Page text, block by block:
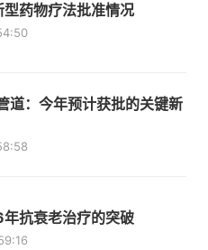
药物疗法批准情况
道：今年预计获批的关键新
抗衰老治疗的突破